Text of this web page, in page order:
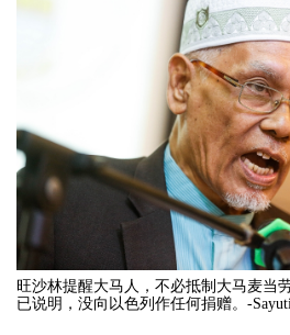
旺沙林提醒大马人，不必抵制大马麦当
已说明，没向以色列作任何捐赠。-